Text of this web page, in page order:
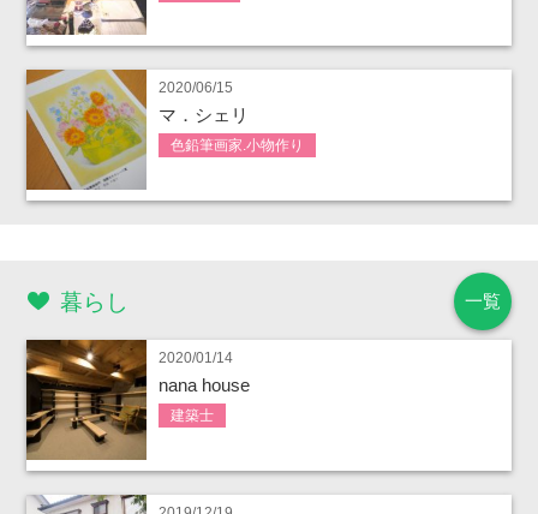
2020/06/15
マ．シェリ
色鉛筆画家.小物作り
一覧
暮らし
2020/01/14
nana house
建築士